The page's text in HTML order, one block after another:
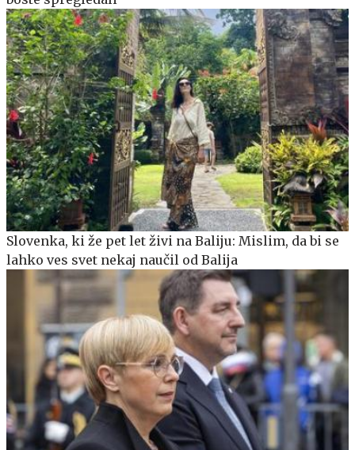
Slovenka, ki že pet let živi na Baliju: Mislim, da bi se
lahko ves svet nekaj naučil od Balija